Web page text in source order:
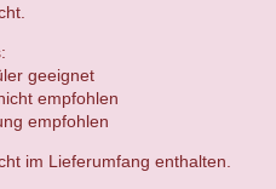
geeignet
empfohlen
empfohlen
im Lieferumfang enthalten.